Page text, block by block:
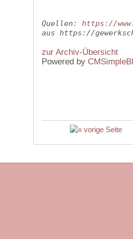
Quellen: https://
aus https://
zur Archiv-Übersicht
Powered by